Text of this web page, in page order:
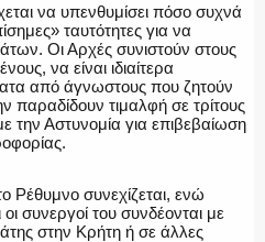
να υπενθυμίσει πόσο συχνά
ταυτότητες για να
Οι Αρχές συνιστούν στους
να είναι ιδιαίτερα
από άγνωστους που ζητούν
τιμαλφή σε τρίτους
την Αστυνομία για επιβεβαίωση
Ρέθυμνο συνεχίζεται, ενώ
συνεργοί του συνδέονται με
στην Κρήτη ή σε άλλες